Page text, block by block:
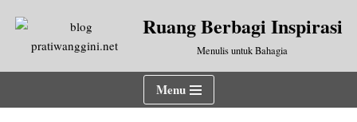
Lompat
Ruang Berbagi Inspirasi
Menulis untuk Bahagia
Menu